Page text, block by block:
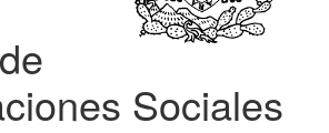
Sociales